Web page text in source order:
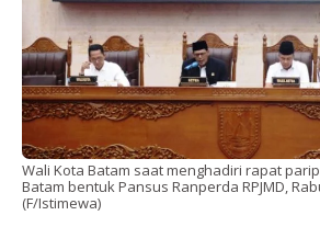
Wali Kota Batam saat menghadiri rapat
Batam bentuk Pansus Ranperda RPJMD,
(F/Istimewa)